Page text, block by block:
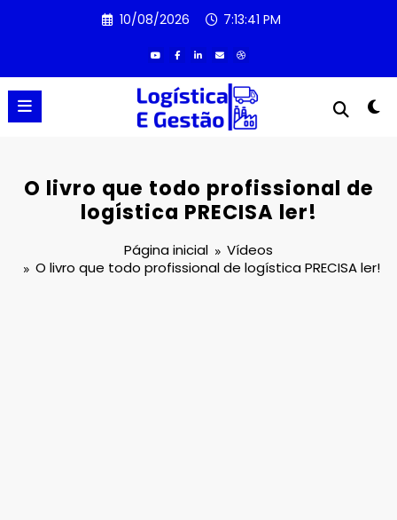
10/08/2026 7:13:41 PM
O livro que todo profissional de
logística PRECISA ler!
Página inicial
Vídeos
O livro que todo profissional de logística PRECISA ler!